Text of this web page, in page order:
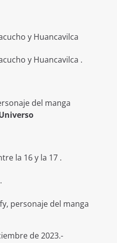
y Huancavilca
y Huancavilca .
del manga
la 16 y la 17 .
personaje del manga
de 2023.-